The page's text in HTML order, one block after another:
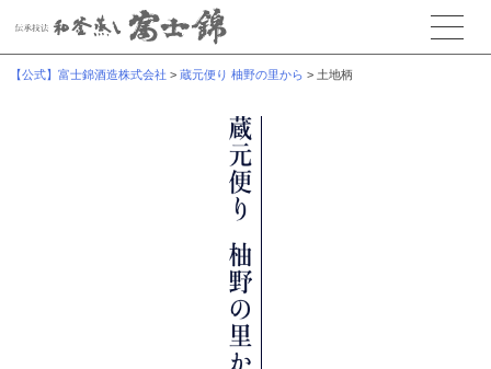
【公式】富士錦酒造株式会社 > 蔵元便り 柚野の里から > 土地柄